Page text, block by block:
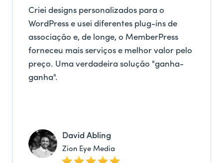
Criei designs personalizados para o
WordPress e usei diferentes plug-ins de
associação e, de longe, o MemberPress
forneceu mais serviços e melhor valor pelo
preço. Uma verdadeira solução "ganha-
ganha".
David Abling
Zion Eye Media